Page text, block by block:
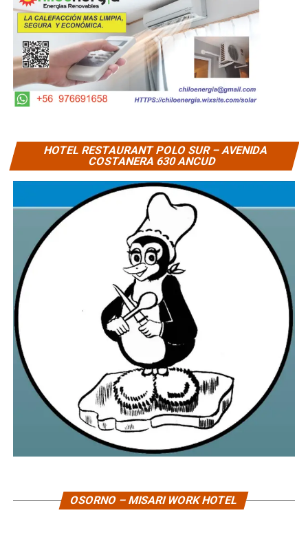
HOTEL RESTAURANT POLO SUR – AVENIDA
COSTANERA 630 ANCUD
OSORNO – MISARI WORK HOTEL